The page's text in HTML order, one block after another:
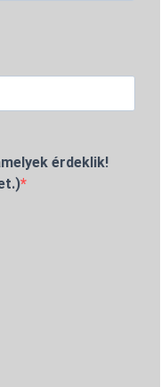
érdeklik!